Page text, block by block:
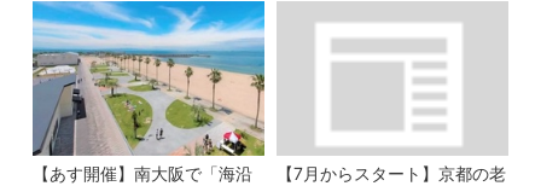
【あす開催】南大阪で「海沿
【7月からスタート】京都の老